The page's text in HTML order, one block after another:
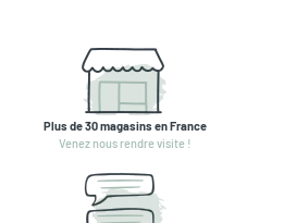
Plus de 30 magasins en France
Venez nous rendre visite !